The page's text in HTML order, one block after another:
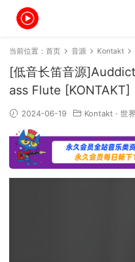
当前位置： 首页 音源 Kontakt
[低音长笛音源
ass Flute [KONTAKT]
2024-06-19 Kontakt · 世